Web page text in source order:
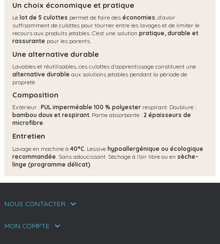
Un choix économique et pratique
Le lot de 5 culottes permet de faire des économies, d’avoir
suffisamment de culottes pour tourner entre les lavages et de limiter le
recours aux produits jetables. C’est une solution pratique, durable et
rassurante pour les parents.
Une alternative durable
Lavables et réutilisables, ces culottes d’apprentissage constituent une
alternative durable aux solutions jetables pendant la période de
propreté.
Composition
Extérieur : PUL imperméable 100 % polyester respirant. Doublure :
bambou doux et respirant. Partie absorbante : 2 épaisseurs de
microfibre.
Entretien
Lavage en machine à 40°C. Lessive hypoallergénique ou écologique
recommandée. Sans adoucissant. Séchage à l’air libre ou en sèche-
linge (programme délicat).
NOUS CONTACTER
MON COMPTE